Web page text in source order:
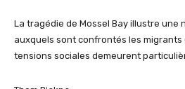
La tragédie de Mossel Bay illustre une
auxquels sont confrontés les migrants
tensions sociales demeurent